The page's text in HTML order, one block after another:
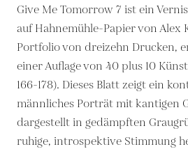
Give Me Tomorrow 7 ist ein
auf Hahnemühle-Papier von Alex
Portfolio von dreizehn Drucken,
einer Auflage von 40 plus 10
166-178). Dieses Blatt zeigt ein
männliches Porträt mit kantigen
dargestellt in gedämpften
ruhige, introspektive Stimmung